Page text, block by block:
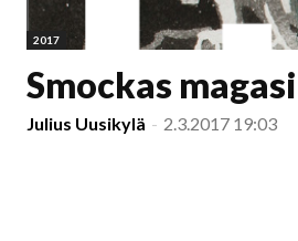
2017
Smockas
Julius Uusikylä - 2.3.2017 19:03